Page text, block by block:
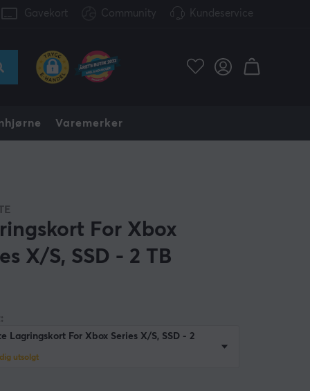
Gavekort Community Kundeservice
Varemerker
For Xbox
X/S, SSD - 2 TB
Lagringskort For Xbox Series X/S, SSD - 2
utsolgt